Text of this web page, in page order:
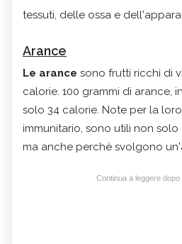
tessuti, delle ossa e
Arance
Le arance sono frutti ricchi di
calorie. 100 grammi di arance,
solo 34 calorie. Note per la
immunitario, sono utili non solo
ma anche perchè svolgono
Continua a leggere dopo